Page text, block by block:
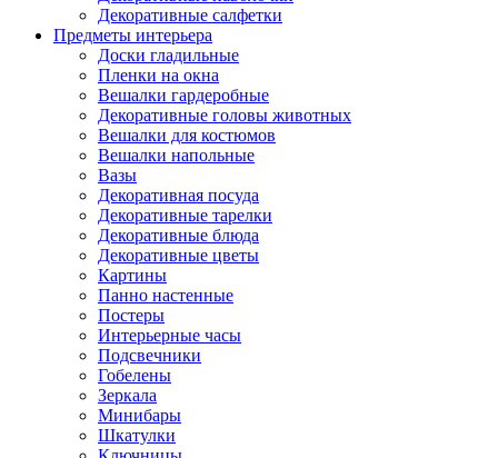
Декоративные салфетки
Предметы интерьера
Доски гладильные
Пленки на окна
Вешалки гардеробные
Декоративные головы животных
Вешалки для костюмов
Вешалки напольные
Вазы
Декоративная посуда
Декоративные тарелки
Декоративные блюда
Декоративные цветы
Картины
Панно настенные
Постеры
Интерьерные часы
Подсвечники
Гобелены
Зеркала
Минибары
Шкатулки